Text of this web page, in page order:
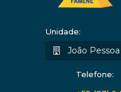
Unidade:
João Pessoa
Telefone: